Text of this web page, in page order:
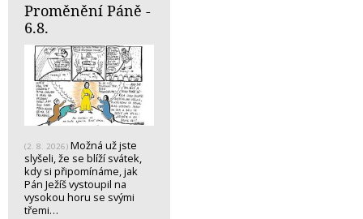
Proměnění Páně -
6.8.
(2. 8. 2026) Možná už jste
slyšeli, že se blíží svátek,
kdy si připomínáme, jak
Pán Ježíš vystoupil na
vysokou horu se svými
třemi…